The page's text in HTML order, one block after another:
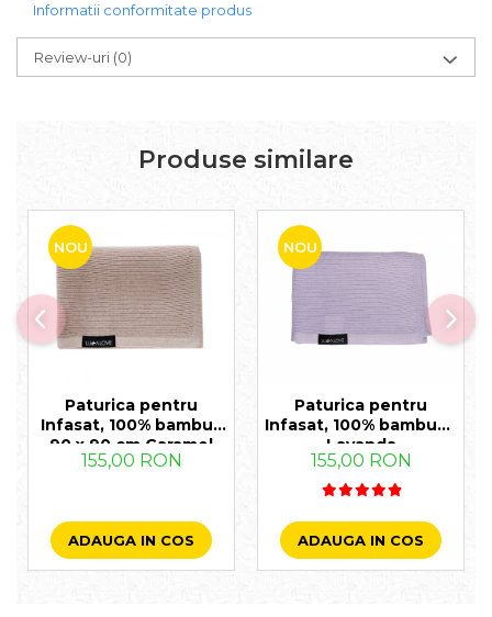
Informatii conformitate produs
Review-uri (0)
Produse similare
NOU
Paturica pentru
Infasat, 100% bambus
90 x 90 cm Caramel
155,00 RON
ADAUGA IN COS
NOU
Paturica pentru
Infasat, 100% bambus -
Lavanda
155,00 RON
ADAUGA IN COS